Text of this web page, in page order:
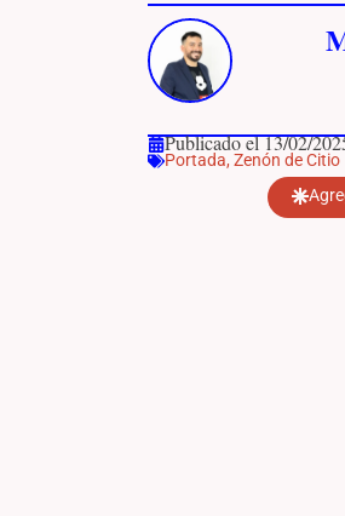
Publicado el 13/02/
Portada, Zenón de Citio